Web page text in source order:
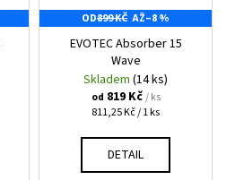
OD899 KČ AŽ–8 %
EVOTEC Absorber 15
Wave
Skladem (14 ks)
od 819 Kč/ ks
Měrná
811,25 Kč / 1 ks
DETAIL